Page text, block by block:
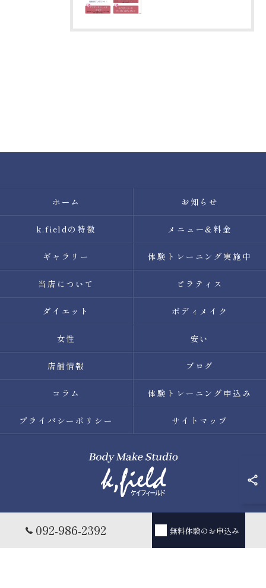
092-986-2392 無料体験のお申込み
ホーム お知らせ
k.fieldの特徴 メニュー&料金
ギャラリー 体験トレーニング実施中
当店について ピラティス
ダイエット ボディメイク
女性 安い
店舗情報 ブログ
コラム 体験トレーニング申込み
プライバシーポリシー サイトマップ
© 2026 福岡県薬院のパーソナルトレーニングならBody Make
Studio k.field ALL RIGHTS RESERVED.